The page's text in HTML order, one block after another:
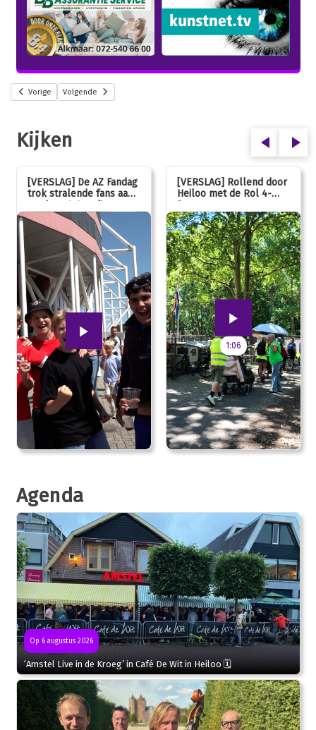
Vorige Volgende
Kijken
[VERSLAG] De AZ Fandag
trok stralende fans aan,
van jong tot oud!
[VERSLAG] Rollend door
Heiloo met de Rol 4-
Daagse
1:06
Agenda
Op 6 augustus 2026
‘Amstel Live in de Kroeg’ in Café De Wit in Heiloo 🗓